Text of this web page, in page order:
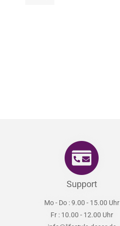
Support
Mo - Do : 9.00 - 15.00 Uhr
Fr : 10.00 - 12.00 Uhr